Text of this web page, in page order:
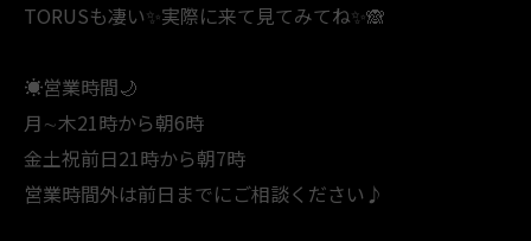
TORUSも凄い✨実際に来て見てみてね✨🙈
☀️営業時間🌙
月∼木21時から朝6時
金土祝前日21時から朝7時
営業時間外は前日までにご相談ください♪